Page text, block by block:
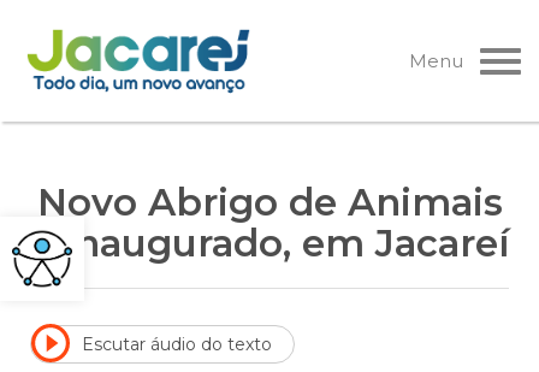
Pular
para
o
Menu
Novo Abrigo de Animais
é inaugurado, em Jacareí
Escutar áudio do texto